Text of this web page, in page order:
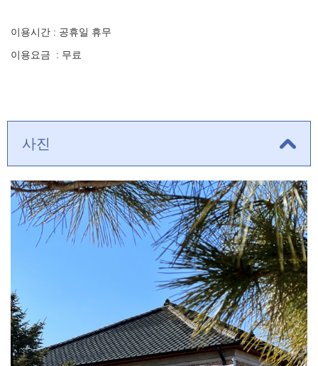
이용시간 : 공휴일 휴무
이용요금
: 무료
사진